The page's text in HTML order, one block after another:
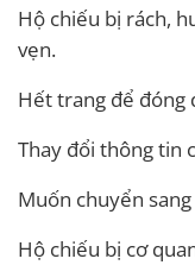
Hộ chiếu bị rách,
vẹn.
Hết trang để đóng
Thay đổi thông tin
Muốn chuyển
Hộ chiếu bị cơ